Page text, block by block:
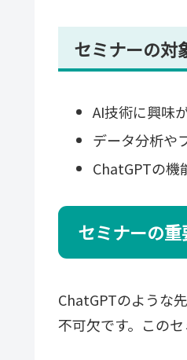
セミナーの対
AI技術に興味
データ分析や
ChatGPTの機
セミナーの
ChatGPTのような
不可欠です。この